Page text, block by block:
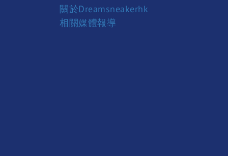
關於Dreamsneakerhk
相關媒體報導